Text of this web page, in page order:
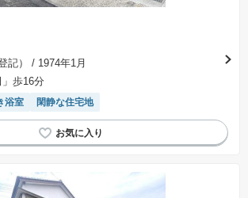
費用等」は消費税込みの「総額表示」で統一しています。
物件においては「消費税を除いた建物価格」と「土地価格」の
契約手続き、決済、引き渡し時にかかる費用を表示しています。
が異なるため、ご自身で十分な確認をしていただくようにお願い
記）
/ 1974年1月
歩16分
浴室 閑静な住宅地